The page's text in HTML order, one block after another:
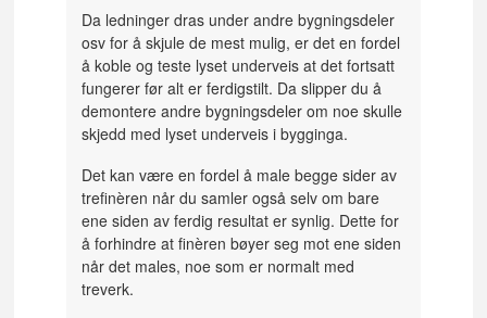
Da ledninger dras under andre bygningsdeler
osv for å skjule de mest mulig, er det en fordel
å koble og teste lyset underveis at det fortsatt
fungerer før alt er ferdigstilt. Da slipper du å
demontere andre bygningsdeler om noe skulle
skjedd med lyset underveis i bygginga.
Det kan være en fordel å male begge sider av
trefinèren når du samler også selv om bare
ene siden av ferdig resultat er synlig. Dette for
å forhindre at finèren bøyer seg mot ene siden
når det males, noe som er normalt med
treverk.